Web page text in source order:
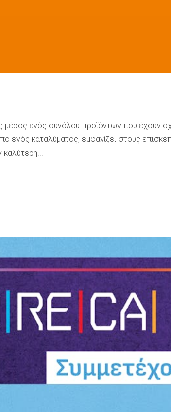
ενός συνόλου προϊόντων που έχουν
ενός καταλύματος, εμφανίζει στους